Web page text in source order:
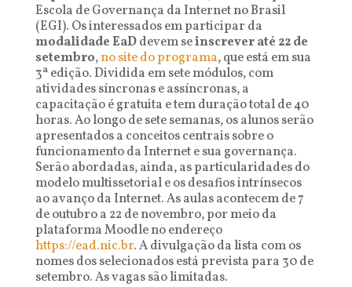
Escola de Governança da Internet no Brasil
(EGI). Os interessados em participar da
modalidade EaDdevem seinscrever até 22 de
setembro,no site do programa, que está em sua
3ª edição. Dividida em sete módulos, com
atividades síncronas e assíncronas, a
capacitação é gratuita e tem duração total de 40
horas. Ao longo de sete semanas, os alunos serão
apresentados a conceitos centrais sobre o
funcionamento da Internet e sua governança.
Serão abordadas, ainda, as particularidades do
modelo multissetorial e os desafios intrínsecos
ao avanço da Internet. As aulas acontecem de 7
de outubro a 22 de novembro, por meio da
plataforma Moodle no endereço
https://ead.nic.br. A divulgação da lista com os
nomes dos selecionados está prevista para 30 de
setembro. As vagas são limitadas.